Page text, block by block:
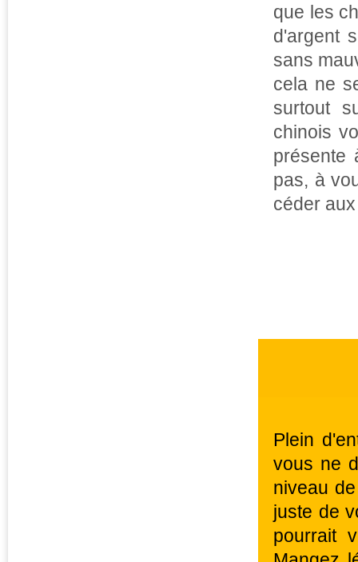
que les
d'argent
sans
cela ne
surtout
chinois
présente
pas, à
céder
Plein
vous ne
niveau
juste de
pourrait